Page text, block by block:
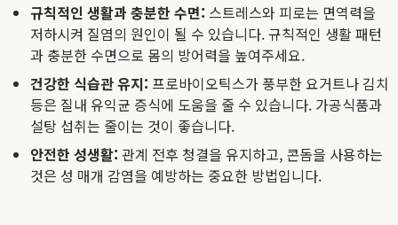
규칙적인 생활과 충분한 수면: 스트레스와 피로는 면역력을
저하시켜 질염의 원인이 될 수 있습니다. 규칙적인 생활 패턴
과 충분한 수면으로 몸의 방어력을 높여주세요.
건강한 식습관 유지: 프로바이오틱스가 풍부한 요거트나 김치
등은 질내 유익균 증식에 도움을 줄 수 있습니다. 가공식품과
설탕 섭취는 줄이는 것이 좋습니다.
안전한 성생활: 관계 전후 청결을 유지하고, 콘돔을 사용하는
것은 성 매개 감염을 예방하는 중요한 방법입니다.